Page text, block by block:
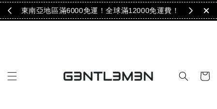
！ 東南亞地區滿6000免運！全球滿12000免運費！